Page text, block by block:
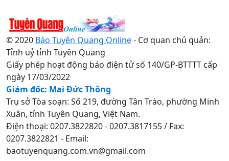
© 2020 Báo Tuyên Quang Online- Cơ quan chủ quản:
Tỉnh uỷ tỉnh Tuyên Quang
Giấy phép hoạt động báo điện tử số 140/GP-BTTTT cấp
ngày 17/03/2022
Giám đốc: Mai Đức Thông
Trụ sở Tòa soạn: Số 219, đường Tân Trào, phường Minh
Xuân, tỉnh Tuyên Quang, Việt Nam.
Điện thoại: 0207.3822820 - 0207.3817155 / Fax:
0207.3822821 - Email:
baotuyenquang.com.vn@gmail.com